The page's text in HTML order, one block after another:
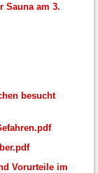
Sauna am 3.
besucht
Vorurteile im